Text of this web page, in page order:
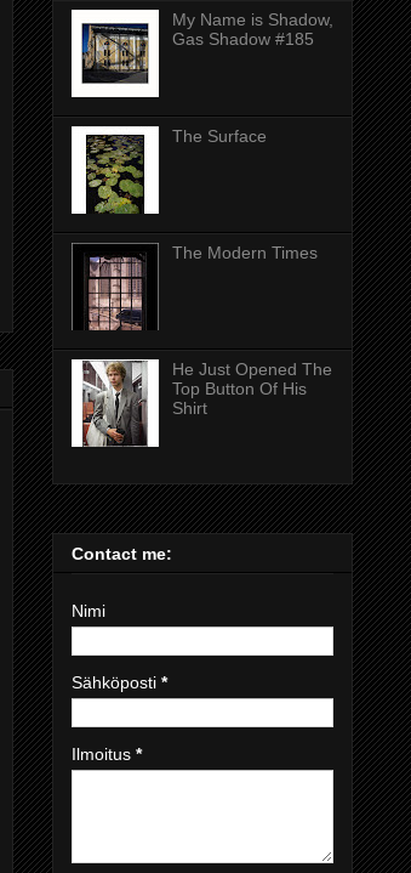
My Name is Shadow,
Gas Shadow #185
The Surface
The Modern Times
He Just Opened The
Top Button Of His
Shirt
Contact me:
Nimi
Sähköposti *
Ilmoitus *